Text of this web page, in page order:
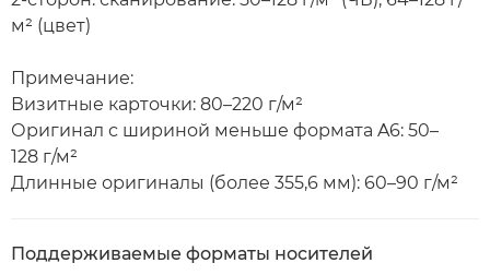
м² (цвет)
Примечание:
Визитные карточки: 80–220 г/м²
Оригинал с шириной меньше формата A6: 50–
128 г/м²
Длинные оригиналы (более 355,6 мм): 60–90 г/м²
Поддерживаемые форматы носителей